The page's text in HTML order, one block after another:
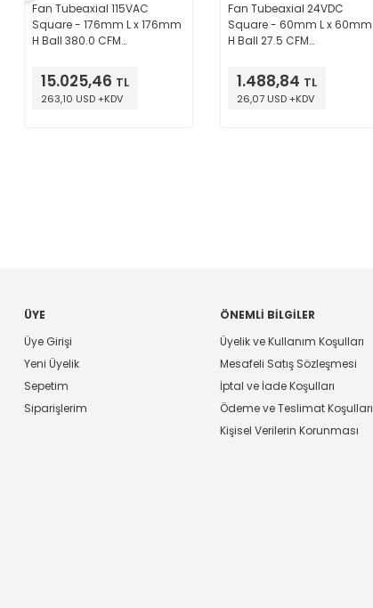
Fan Tubeaxial 115VAC
Square - 176mm L x 176mm
H Ball 380.0 CFM
15.025,46 TL
263,10 USD +KDV
Fan Tubeaxial 24VDC
Square - 60mm L x 60mm
H Ball 27.5 CFM
1.488,84 TL
26,07 USD +KDV
ÜYE
Üye Girişi
Yeni Üyelik
Sepetim
Siparişlerim
ÖNEMLI BILGILER
Üyelik ve Kullanım Koşulları
Mesafeli Satış Sözleşmesi
İptal ve İade Koşulları
Ödeme ve Teslimat Koşulları
Kişisel Verilerin Korunması